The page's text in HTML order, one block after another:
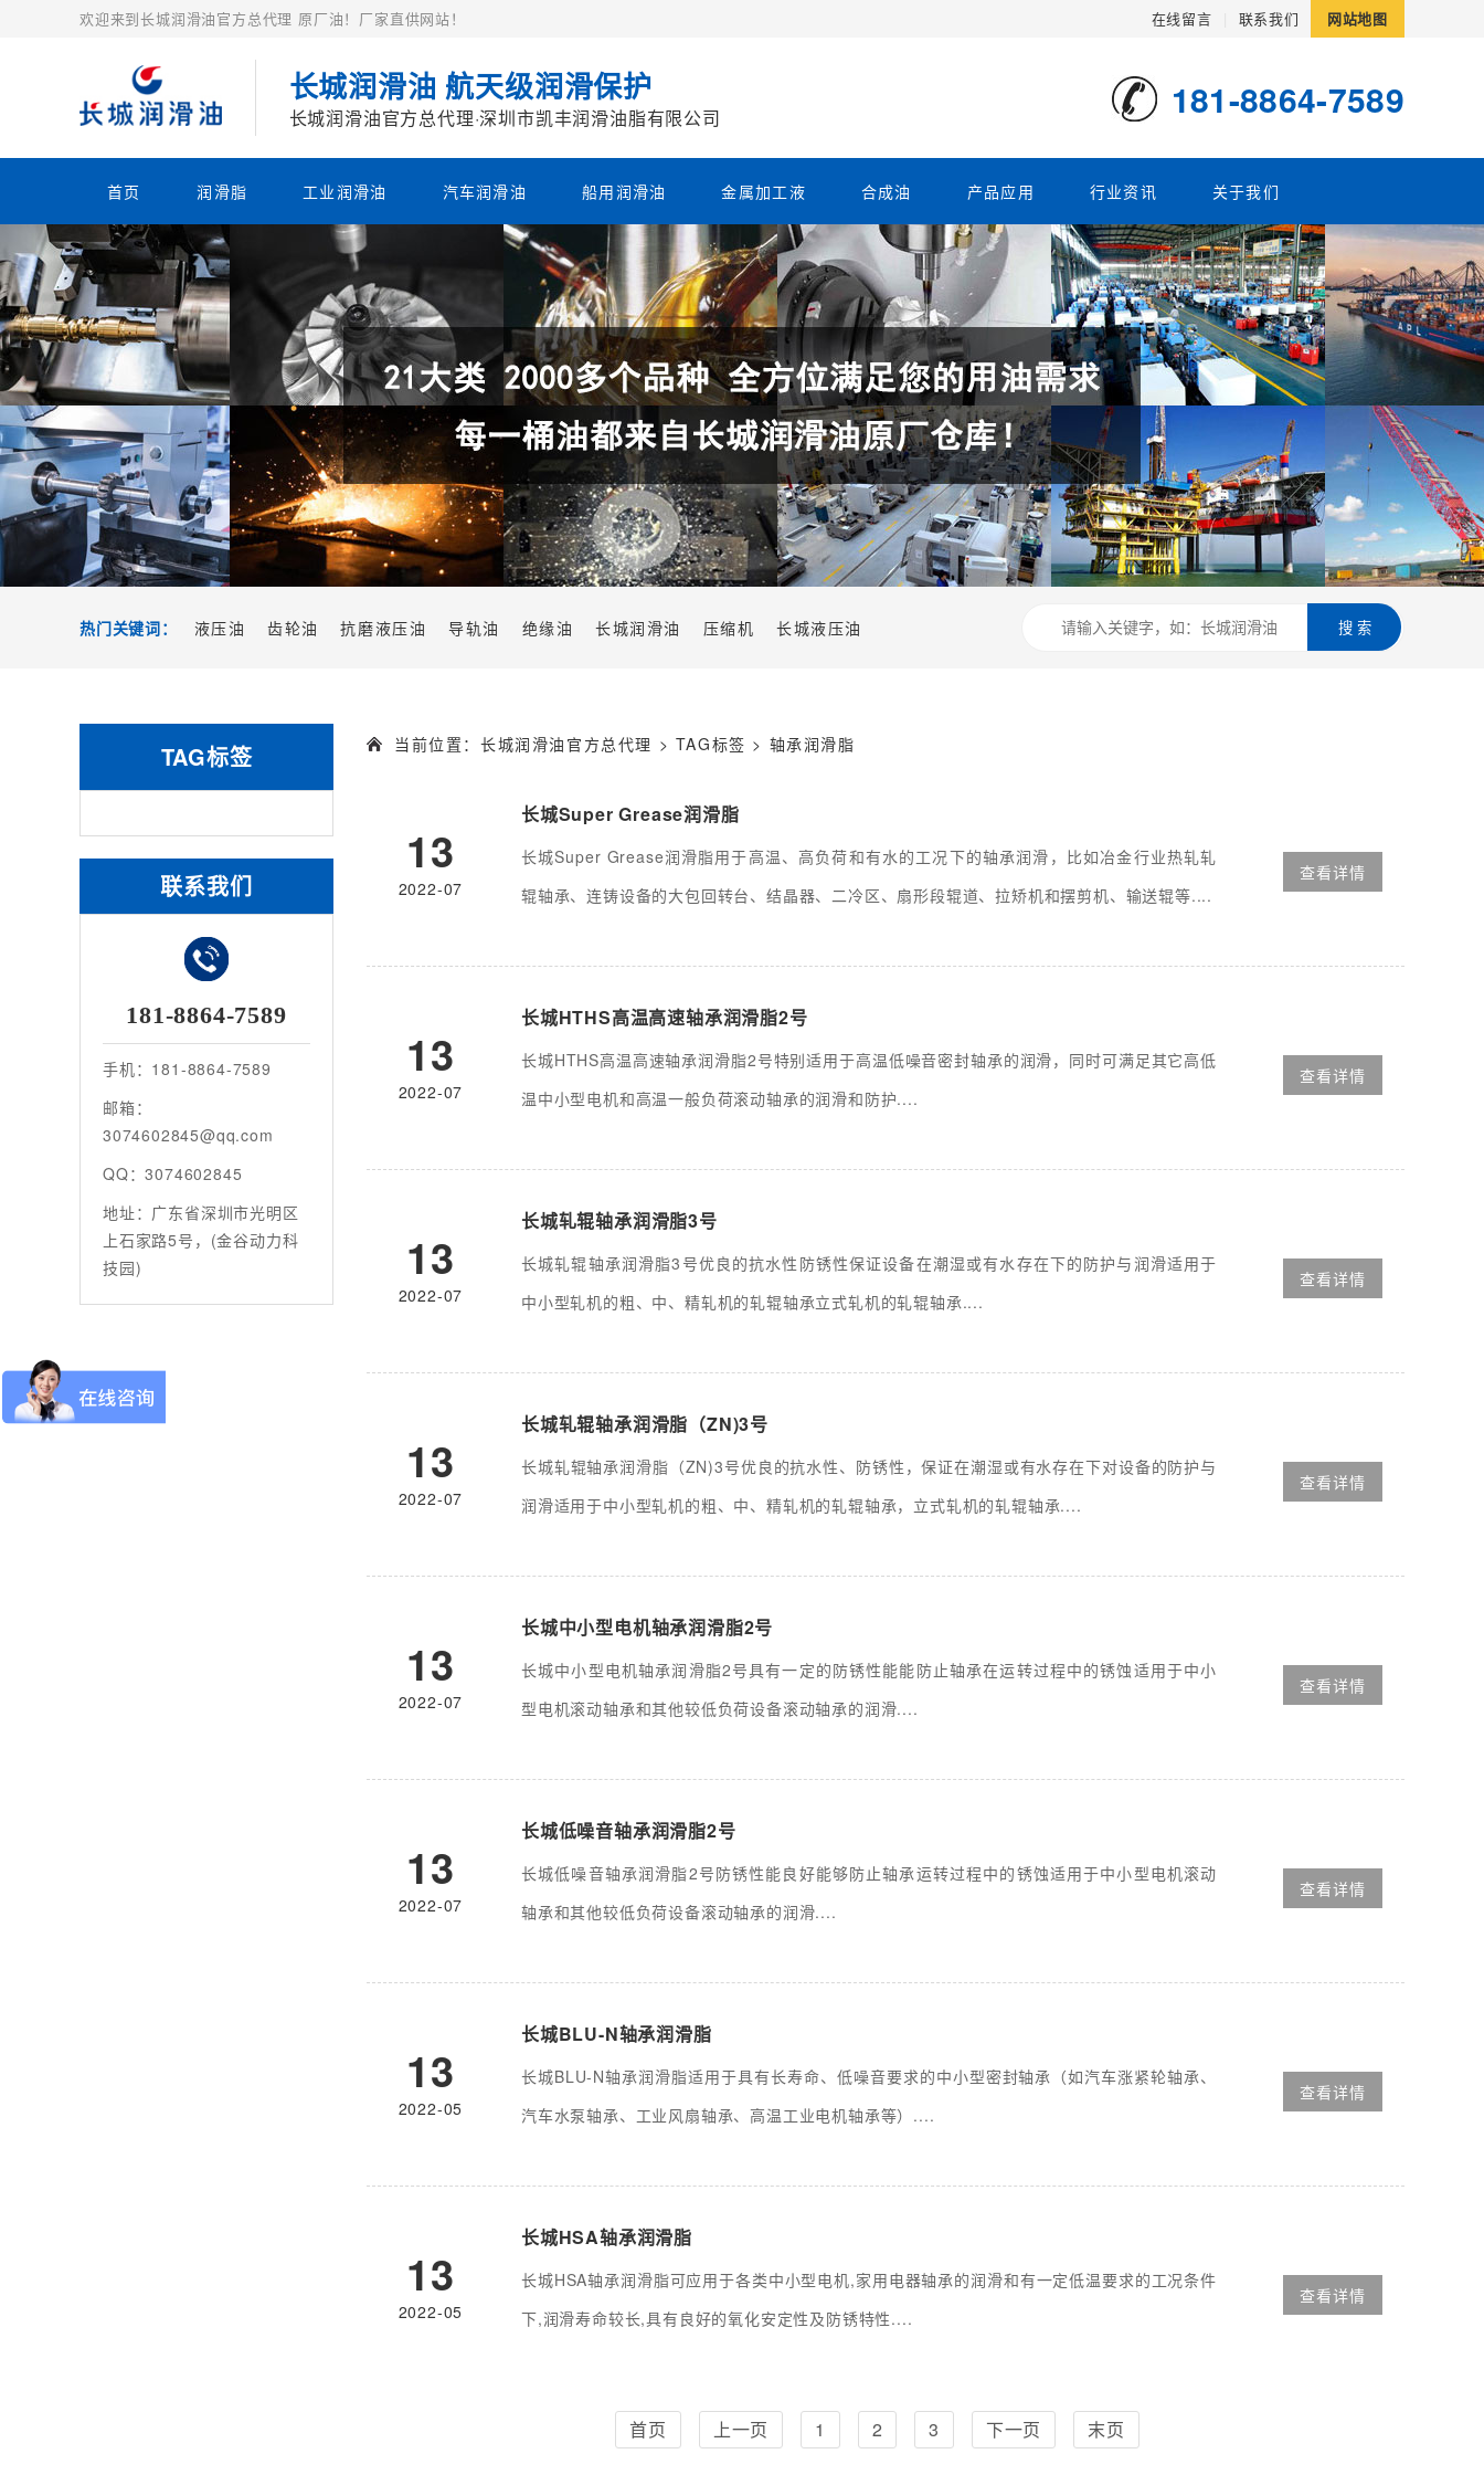
在线留言 联系我们 网站地图
欢迎来到长城润滑油官方总代理 原厂油！厂家直供网站！
长城润滑油 航天级润滑保护
长城润滑油官方总代理·深圳市凯丰润滑油脂有限公司 181-8864-7589
首页 润滑脂 工业润滑油 汽车润滑油 船用润滑油 金属加工液 合成油 产品应用 行业资讯 关于我们
热门关键词： 液压油 齿轮油 抗磨液压油 导轨油 绝缘油 长城润滑油 压缩机 长城液压油 搜 索
TAG标签
联系我们
181-8864-7589
手机：181-8864-7589
邮箱：
3074602845@qq.com
QQ：3074602845
地址：广东省深圳市光明区
上石家路5号，(金谷动力科
技园)
当前位置： 长城润滑油官方总代理 > TAG标签 > 轴承润滑脂
查看详情
13
2022-07
长城Super Grease润滑脂
长城Super Grease润滑脂用于高温、高负荷和有水的工况下的轴承润滑，比如冶金行业热轧轧
辊轴承、连铸设备的大包回转台、结晶器、二冷区、扇形段辊道、拉矫机和摆剪机、输送辊等....
查看详情
13
2022-07
长城HTHS高温高速轴承润滑脂2号
长城HTHS高温高速轴承润滑脂2号特别适用于高温低噪音密封轴承的润滑，同时可满足其它高低
温中小型电机和高温一般负荷滚动轴承的润滑和防护....
查看详情
13
2022-07
长城轧辊轴承润滑脂3号
长城轧辊轴承润滑脂3号优良的抗水性防锈性保证设备在潮湿或有水存在下的防护与润滑适用于
中小型轧机的粗、中、精轧机的轧辊轴承立式轧机的轧辊轴承....
查看详情
13
2022-07
长城轧辊轴承润滑脂（ZN)3号
长城轧辊轴承润滑脂（ZN)3号优良的抗水性、防锈性，保证在潮湿或有水存在下对设备的防护与
润滑适用于中小型轧机的粗、中、精轧机的轧辊轴承，立式轧机的轧辊轴承....
查看详情
13
2022-07
长城中小型电机轴承润滑脂2号
长城中小型电机轴承润滑脂2号具有一定的防锈性能能防止轴承在运转过程中的锈蚀适用于中小
型电机滚动轴承和其他较低负荷设备滚动轴承的润滑....
查看详情
13
2022-07
长城低噪音轴承润滑脂2号
长城低噪音轴承润滑脂2号防锈性能良好能够防止轴承运转过程中的锈蚀适用于中小型电机滚动
轴承和其他较低负荷设备滚动轴承的润滑....
查看详情
13
2022-05
长城BLU-N轴承润滑脂
长城BLU-N轴承润滑脂适用于具有长寿命、低噪音要求的中小型密封轴承（如汽车涨紧轮轴承、
汽车水泵轴承、工业风扇轴承、高温工业电机轴承等）....
查看详情
13
2022-05
长城HSA轴承润滑脂
长城HSA轴承润滑脂可应用于各类中小型电机,家用电器轴承的润滑和有一定低温要求的工况条件
下,润滑寿命较长,具有良好的氧化安定性及防锈特性....
首页 上一页 1 2 3 下一页 末页